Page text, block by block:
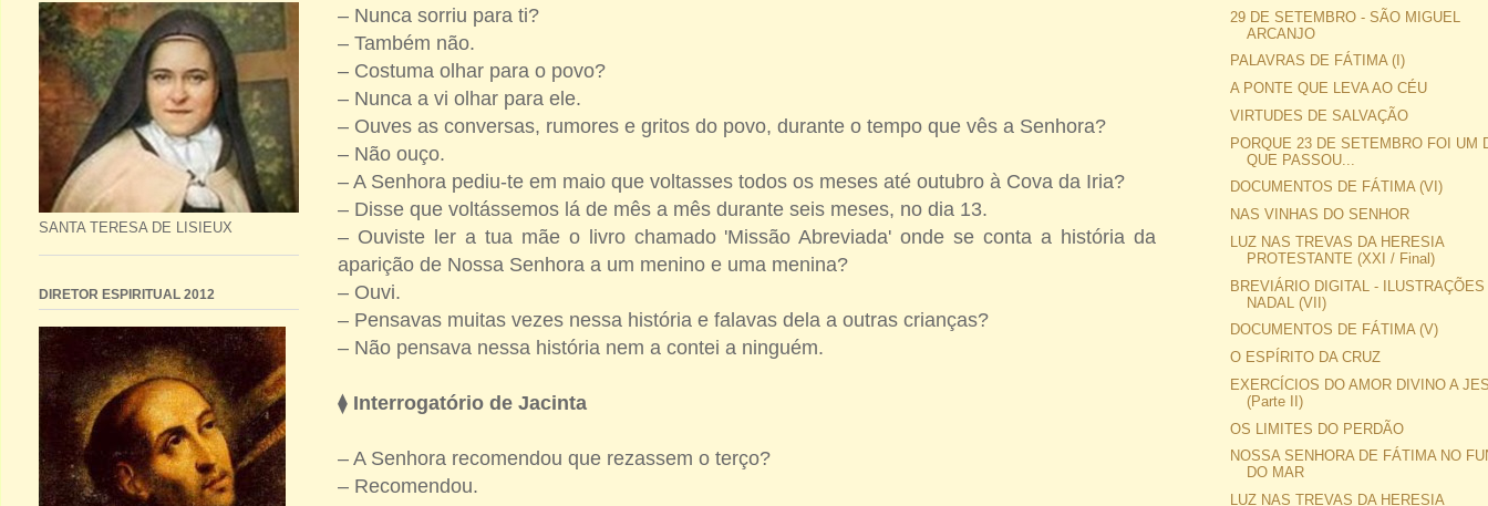
– Nunca sorriu para ti?
– Também não.
– Costuma olhar para o povo?
– Nunca a vi olhar para ele.
– Ouves as conversas, rumores e gritos do povo, durante o tempo que vês a Senhora?
– Não ouço.
– A Senhora pediu-te em maio que voltasses todos os meses até outubro à Cova da Iria?
– Disse que voltássemos lá de mês a mês durante seis meses, no dia 13.
– Ouviste ler a tua mãe o livro chamado 'Missão Abreviada' onde se conta a história da
aparição de Nossa Senhora a um menino e uma menina?
– Ouvi.
– Pensavas muitas vezes nessa história e falavas dela a outras crianças?
– Não pensava nessa história nem a contei a ninguém.
⧫ Interrogatório de Jacinta
– A Senhora recomendou que rezassem o terço?
– Recomendou.
SANTA TERESA DE LISIEUX
DIRETOR ESPIRITUAL 2012
29 DE SETEMBRO - SÃO MIGUEL
ARCANJO
PALAVRAS DE FÁTIMA (I)
A PONTE QUE LEVA AO CÉU
VIRTUDES DE SALVAÇÃO
PORQUE 23 DE SETEMBRO FOI UM
QUE PASSOU...
DOCUMENTOS DE FÁTIMA (VI)
NAS VINHAS DO SENHOR
LUZ NAS TREVAS DA HERESIA
PROTESTANTE (XXI / Final)
BREVIÁRIO DIGITAL -
NADAL (VII)
DOCUMENTOS DE FÁTIMA (V)
O ESPÍRITO DA CRUZ
EXERCÍCIOS DO AMOR DIVINO A
(Parte II)
OS LIMITES DO PERDÃO
NOSSA SENHORA DE FÁTIMA NO
DO MAR
LUZ NAS TREVAS DA HERESIA